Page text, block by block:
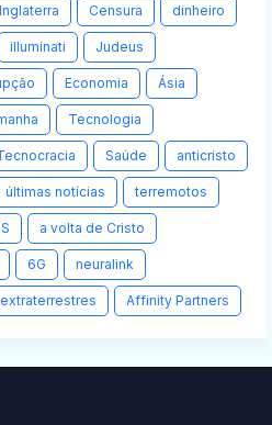
Inglaterra Censura dinheiro
illuminati Judeus
Economia Ásia
Tecnologia
Saúde anticristo
últimas notícias terremotos
a volta de Cristo
6G neuralink
extraterrestres Affinity Partners